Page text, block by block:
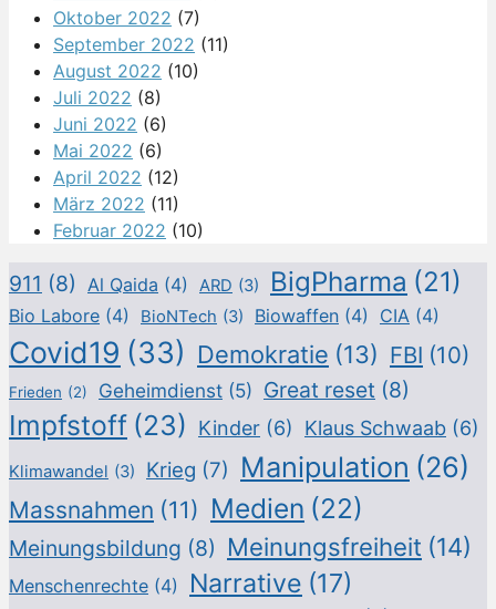
Oktober 2022 (7)
September 2022 (11)
August 2022 (10)
Juli 2022 (8)
Juni 2022 (6)
Mai 2022 (6)
April 2022 (12)
März 2022 (11)
Februar 2022 (10)
911 (8) Al Qaida (4) ARD (3) BigPharma (21)
Bio Labore (4) BioNTech (3) Biowaffen (4) CIA (4)
Covid19 (33) Demokratie (13) FBI (10)
Frieden (2) Geheimdienst (5) Great reset (8)
Impfstoff (23) Kinder (6) Klaus Schwaab (6)
Klimawandel (3) Krieg (7) Manipulation (26)
Massnahmen (11) Medien (22)
Meinungsbildung (8) Meinungsfreiheit (14)
Menschenrechte (4) Narrative (17)